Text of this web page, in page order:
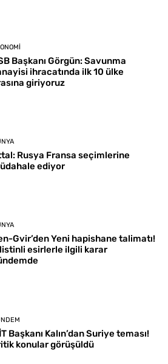
Başkanı Görgün: Savunma
ihracatında ilk 10 ülke
giriyoruz
Rusya Fransa seçimlerine
ediyor
Gvir’den Yeni hapishane talimatı!
esirlerle ilgili karar
Başkanı Kalın’dan Suriye teması!
konular görüşüldü